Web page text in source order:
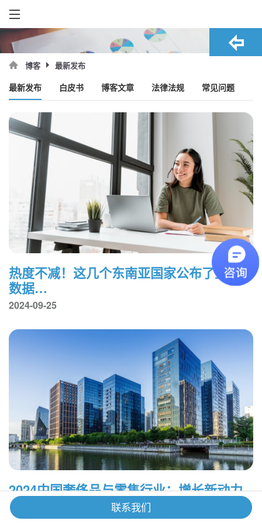
博客 最新发布
最新发布 白皮书 博客文章 法律法规 常见问题
热度不减！这几个东南亚国家公布了上半年
数据…
2024-09-25
2024中国奢侈品与零售行业：增长新动力
与人才新趋势
联系我们